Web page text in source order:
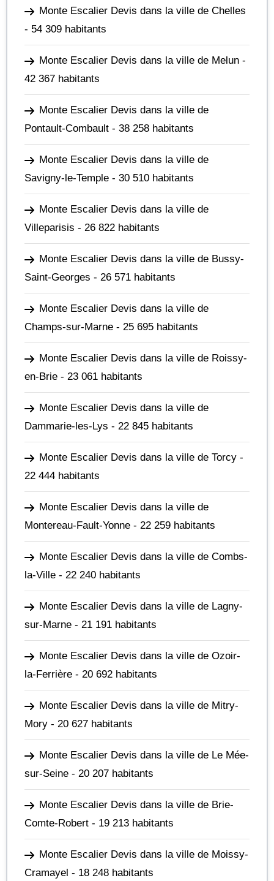
Monte Escalier Devis dans la ville de Chelles
- 54 309 habitants
Monte Escalier Devis dans la ville de Melun -
42 367 habitants
Monte Escalier Devis dans la ville de
Pontault-Combault - 38 258 habitants
Monte Escalier Devis dans la ville de
Savigny-le-Temple - 30 510 habitants
Monte Escalier Devis dans la ville de
Villeparisis - 26 822 habitants
Monte Escalier Devis dans la ville de Bussy-
Saint-Georges - 26 571 habitants
Monte Escalier Devis dans la ville de
Champs-sur-Marne - 25 695 habitants
Monte Escalier Devis dans la ville de Roissy-
en-Brie - 23 061 habitants
Monte Escalier Devis dans la ville de
Dammarie-les-Lys - 22 845 habitants
Monte Escalier Devis dans la ville de Torcy -
22 444 habitants
Monte Escalier Devis dans la ville de
Montereau-Fault-Yonne - 22 259 habitants
Monte Escalier Devis dans la ville de Combs-
la-Ville - 22 240 habitants
Monte Escalier Devis dans la ville de Lagny-
sur-Marne - 21 191 habitants
Monte Escalier Devis dans la ville de Ozoir-
la-Ferrière - 20 692 habitants
Monte Escalier Devis dans la ville de Mitry-
Mory - 20 627 habitants
Monte Escalier Devis dans la ville de Le Mée-
sur-Seine - 20 207 habitants
Monte Escalier Devis dans la ville de Brie-
Comte-Robert - 19 213 habitants
Monte Escalier Devis dans la ville de Moissy-
Cramayel - 18 248 habitants